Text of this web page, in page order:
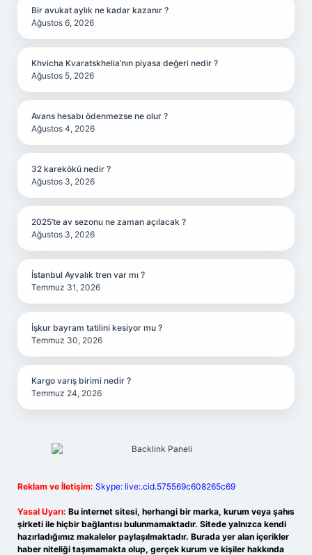
Bir avukat aylık ne kadar kazanır ?
Ağustos 6, 2026
Khvicha Kvaratskhelia’nın piyasa değeri nedir ?
Ağustos 5, 2026
Avans hesabı ödenmezse ne olur ?
Ağustos 4, 2026
32 karekökü nedir ?
Ağustos 3, 2026
2025’te av sezonu ne zaman açılacak ?
Ağustos 3, 2026
İstanbul Ayvalık tren var mı ?
Temmuz 31, 2026
İşkur bayram tatilini kesiyor mu ?
Temmuz 30, 2026
Kargo varış birimi nedir ?
Temmuz 24, 2026
Reklam ve İletişim: Skype: live:.cid.575569c608265c69
Yasal Uyarı: Bu internet sitesi, herhangi bir marka, kurum veya şahıs
şirketi ile hiçbir bağlantısı bulunmamaktadır. Sitede yalnızca kendi
hazırladığımız makaleler paylaşılmaktadır. Burada yer alan içerikler
haber niteliği taşımamakta olup, gerçek kurum ve kişiler hakkında